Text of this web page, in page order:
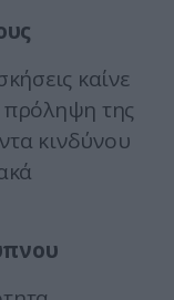
καίνε
πρόληψη της
κινδύνου